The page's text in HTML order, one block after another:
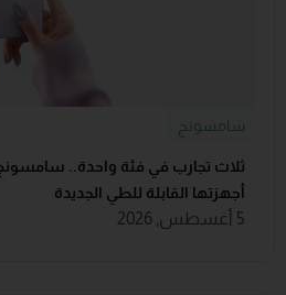
سامسونج
ثلاث تجارب في فئة واحدة..
أجهزتها القابلة للطي الجديدة
5 أغسطس, 2026